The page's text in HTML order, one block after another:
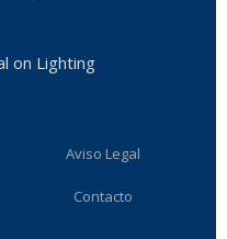
on Lighting
Aviso Legal
Contacto